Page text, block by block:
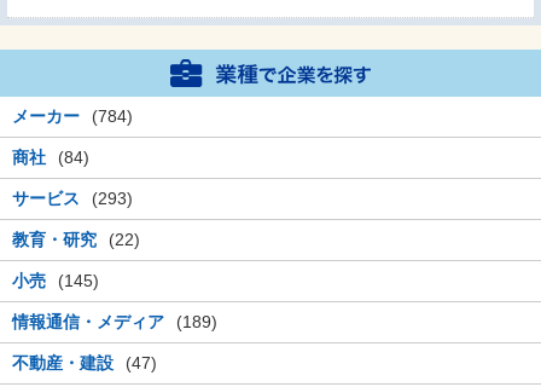
メーカー (784)
商社 (84)
サービス (293)
教育・研究 (22)
小売 (145)
情報通信・メディア (189)
不動産・建設 (47)